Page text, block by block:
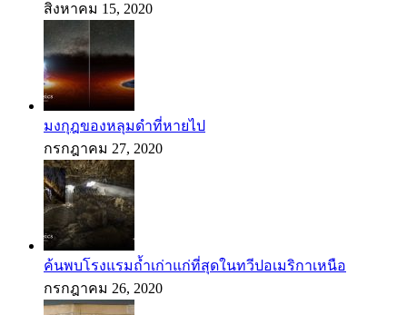
สิงหาคม 15, 2020
มงกุฎของหลุมดำที่หายไป
กรกฎาคม 27, 2020
ค้นพบโรงแรมถ้ำเก่าแก่ที่สุดในทวีปอเมริกาเหนือ
กรกฎาคม 26, 2020